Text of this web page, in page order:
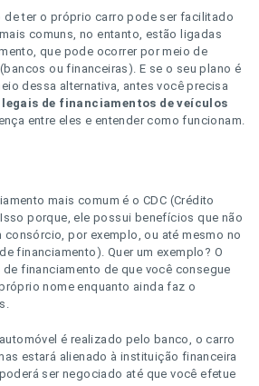
de ter o próprio carro pode ser facilitado
comuns, no entanto, estão ligadas
que pode ocorrer por meio de
ou financeiras). E se o seu plano é
dessa alternativa, antes você precisa
de financiamentos de veículos
entre eles e entender como funcionam.
mais comum é o CDC (Crédito
porque, ele possui benefícios que não
consórcio, por exemplo, ou até mesmo no
financiamento). Quer um exemplo? O
de financiamento de que você consegue
nome enquanto ainda faz o
é realizado pelo banco, o carro
estará alienado à instituição financeira
ser negociado até que você efetue